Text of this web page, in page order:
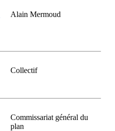
Alain Mermoud
Collectif
Commissariat général du
plan